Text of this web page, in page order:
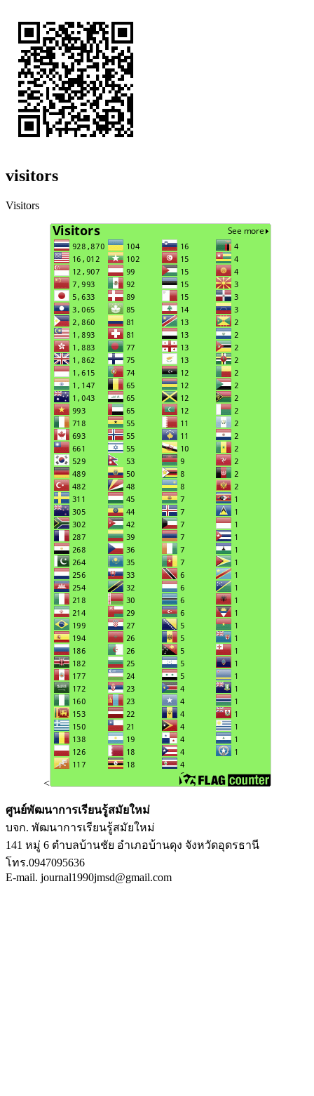
visitors
Visitors
<
ศูนย์พัฒนาการเรียนรู้สมัยใหม่
บจก. พัฒนาการเรียนรู้สมัยใหม่
141 หมู่ 6 ตำบลบ้านชัย อำเภอบ้านดุง จังหวัดอุดรธานี
โทร.0947095636
E-mail. journal1990jmsd@gmail.com